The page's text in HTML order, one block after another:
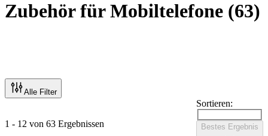
Zubehör für Mobiltelefone (63)
Alle Filter
1 - 12 von 63 Ergebnissen
Sortieren:
Bestes Ergebnis